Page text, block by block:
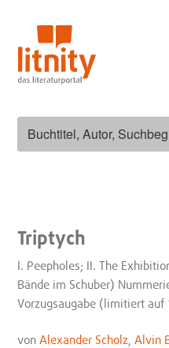
springen
Triptych
I. Peepholes; II. The
Bände im Schuber)
Vorzugsaugabe (limitiert auf
vonAlexander Scholz ,Alvin